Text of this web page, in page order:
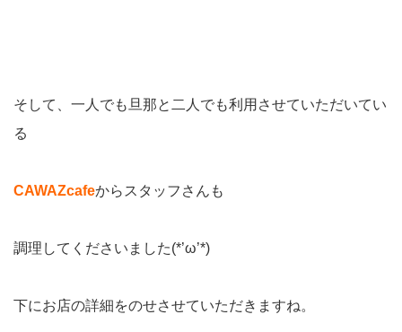
そして、一人でも旦那と二人でも利用させていただいてい
る
CAWAZcafeからスタッフさんも
調理してくださいました(*’ω’*)
下にお店の詳細をのせさせていただきますね。